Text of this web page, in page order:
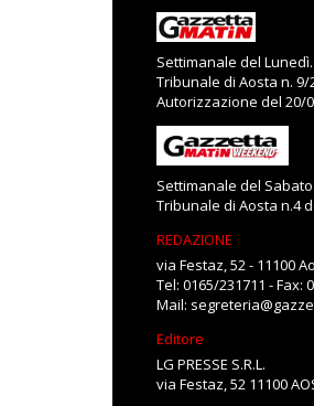
Settimanale del
Tribunale di Aosta n. 9/
Autorizzazione del 20/
Settimanale del
Tribunale di Aosta n.4
REDAZIONE
via Festaz, 52 - 11100
Tel: 0165/231711 - Fax:
Mail:
Editore
LG PRESSE S.R.L.
via Festaz, 52 11100